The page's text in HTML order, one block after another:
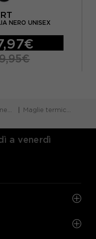
NERO UNISEX
Maglie termiche
a venerdì